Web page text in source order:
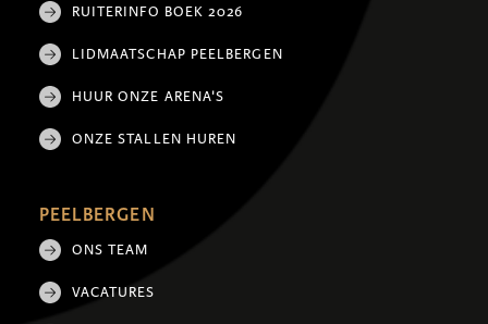
RUITERINFO BOEK 2026
LIDMAATSCHAP PEELBERGEN
HUUR ONZE ARENA'S
ONZE STALLEN HUREN
PEELBERGEN
ONS TEAM
VACATURES